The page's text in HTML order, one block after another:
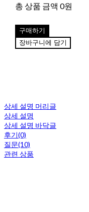
총 상품 금액 0원
구매하기
장바구니에 담기
상세 설명 머리글
상세 설명
상세 설명 바닥글
후기(0)
질문(10)
관련 상품